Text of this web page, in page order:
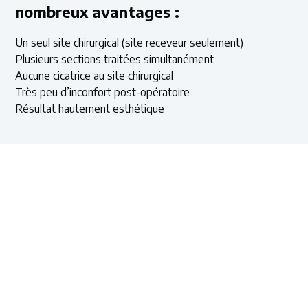
nombreux avantages :
Un seul site chirurgical (site receveur seulement)
Plusieurs sections traitées simultanément
Aucune cicatrice au site chirurgical
Très peu d’inconfort post-opératoire
Résultat hautement esthétique